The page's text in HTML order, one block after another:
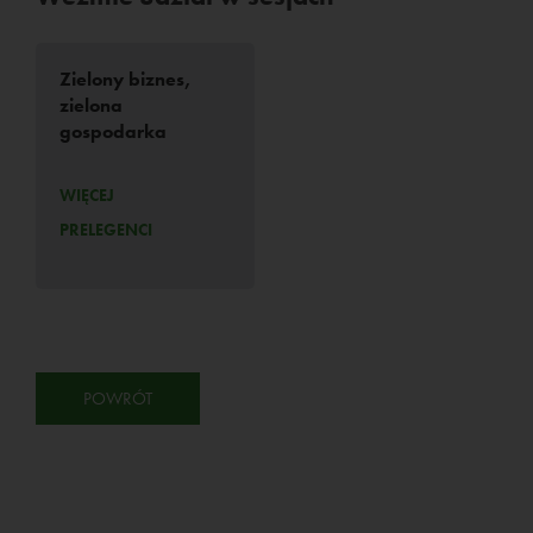
Zielony biznes,
zielona
gospodarka
WIĘCEJ
PRELEGENCI
POWRÓT